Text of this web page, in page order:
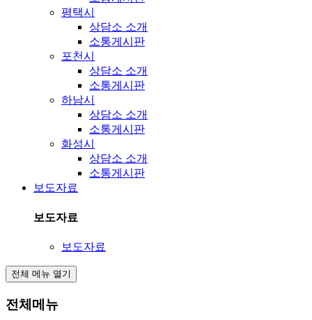
평택시
상담소 소개
소통게시판
포천시
상담소 소개
소통게시판
하남시
상담소 소개
소통게시판
화성시
상담소 소개
소통게시판
보도자료
보도자료
보도자료
전체 메뉴 열기
전체메뉴